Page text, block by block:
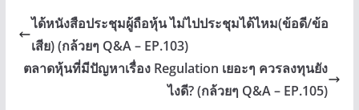
ได้หนังสือประชุมผู้ถือหุ้น ไม่ไปประชุมได้ไหม(ข้อดี/ข้อ
เสีย) (กล้วยๆ Q&A – EP.103)
ตลาดหุ้นที่มีปัญหาเรื่อง Regulation เยอะๆ ควรลงทุนยัง
ไงดี? (กล้วยๆ Q&A – EP.105)